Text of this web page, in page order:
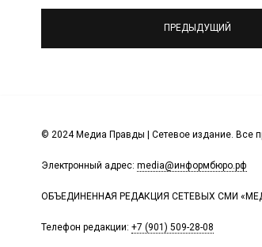
ПРЕДЫДУЩИЙ
© 2024 Медиа Правды | Сетевое издание. Все
Электронный адрес: media@информбюро.рф
ОБЪЕДИНЕННАЯ РЕДАКЦИЯ СЕТЕВЫХ СМИ
Телефон редакции: +7 (901) 509-28-08